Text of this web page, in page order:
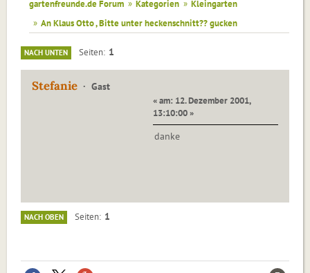
gartenfreunde.de Forum » Kategorien » Kleingarten
» An Klaus Otto , Bitte unter heckenschnitt?? gucken
NACH UNTEN Seiten 1
Stefanie Gast
« am: 12. Dezember 2001,
13:10:00 »
danke
NACH OBEN Seiten 1